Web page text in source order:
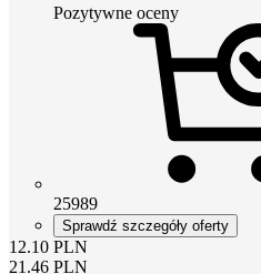
Pozytywne oceny
25989
Sprawdź szczegóły oferty
12.10 PLN
21.46 PLN